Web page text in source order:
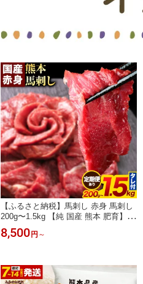
【ふるさと納税】馬刺し 赤身 馬刺し
200g〜1.5kg 【純 国産 熊本 肥育】
熊本県 産山 たっぷり タレ付き 生食
用 冷凍《出荷時期をお選びくださ
用タレ 冷凍配送 馬 赤身馬刺し 真空
パック
8,500 円 ～